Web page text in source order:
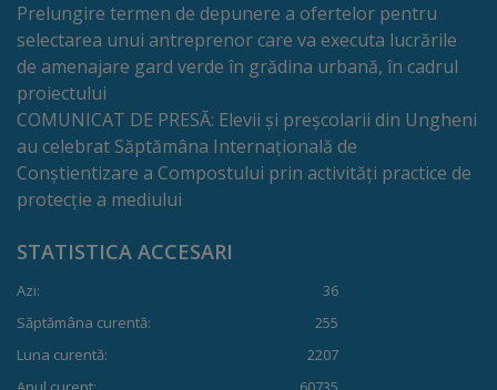
Rezultate
Buget
și
Taxe
locale
Strategii
programe
Prelungire termen de depunere a ofertelor pentru
selectarea unui antreprenor care va executa lucrările
de amenajare gard verde în grădina urbană, în cadrul
proiectului
COMUNICAT DE PRESĂ: Elevii și preșcolarii din Ungheni
au celebrat Săptămâna Internațională de
Conștientizare a Compostului prin activități practice de
protecție a mediului
STATISTICA ACCESARI
Azi:
36
Săptămâna curentă:
255
Luna curentă:
2207